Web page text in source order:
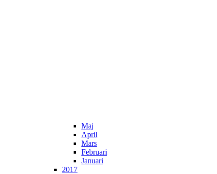
Maj
April
Mars
Februari
Januari
2017